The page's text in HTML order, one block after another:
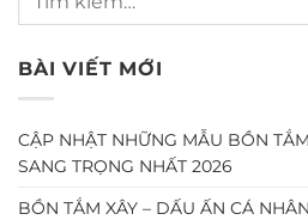
BÀI VIẾT MỚI
CẬP NHẬT NHỮNG MẪU BỒN
SANG TRỌNG NHẤT 2026
BỒN TẮM XÂY – DẤU ẤN CÁ